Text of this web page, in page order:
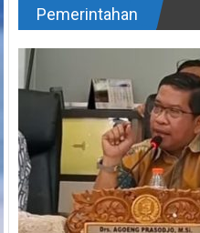
Pemerintahan